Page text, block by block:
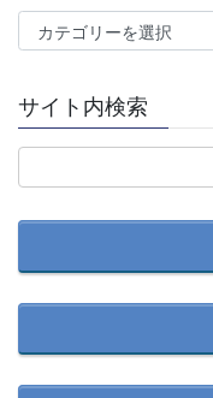
テ
リ
記
事
索
サイト内検索